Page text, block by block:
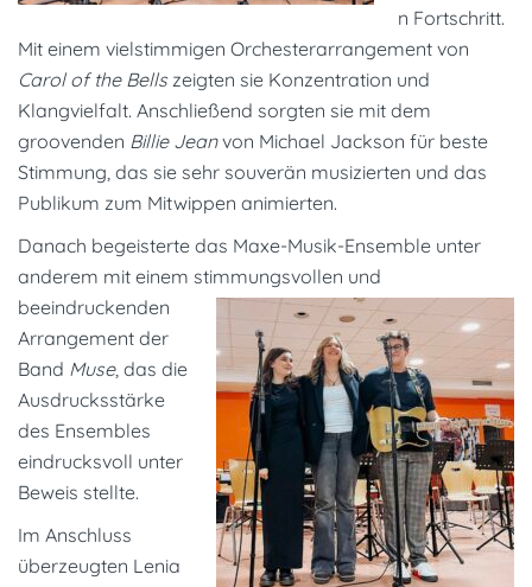
n Fortschritt.
Mit einem vielstimmigen Orchesterarrangement von
Carol of the Bells zeigten sie Konzentration und
Klangvielfalt. Anschließend sorgten sie mit dem
groovenden Billie Jeanvon Michael Jackson für beste
Stimmung, das sie sehr souverän musizierten und das
Publikum zum Mitwippen animierten.
Danach begeisterte das Maxe-Musik-Ensemble unter
anderem mit einem stimmungsvollen und
beeindruckenden
Arrangement der
Band Muse, das die
Ausdrucksstärke
des Ensembles
eindrucksvoll unter
Beweis stellte.
Im Anschluss
überzeugten Lenia